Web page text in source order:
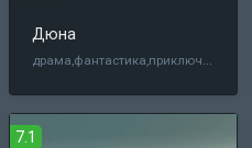
Дюна
драма,фантастика,приключения,боевик
7.1